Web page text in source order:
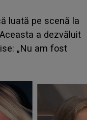
intră în Rac și
Conflictele
situație dificilă